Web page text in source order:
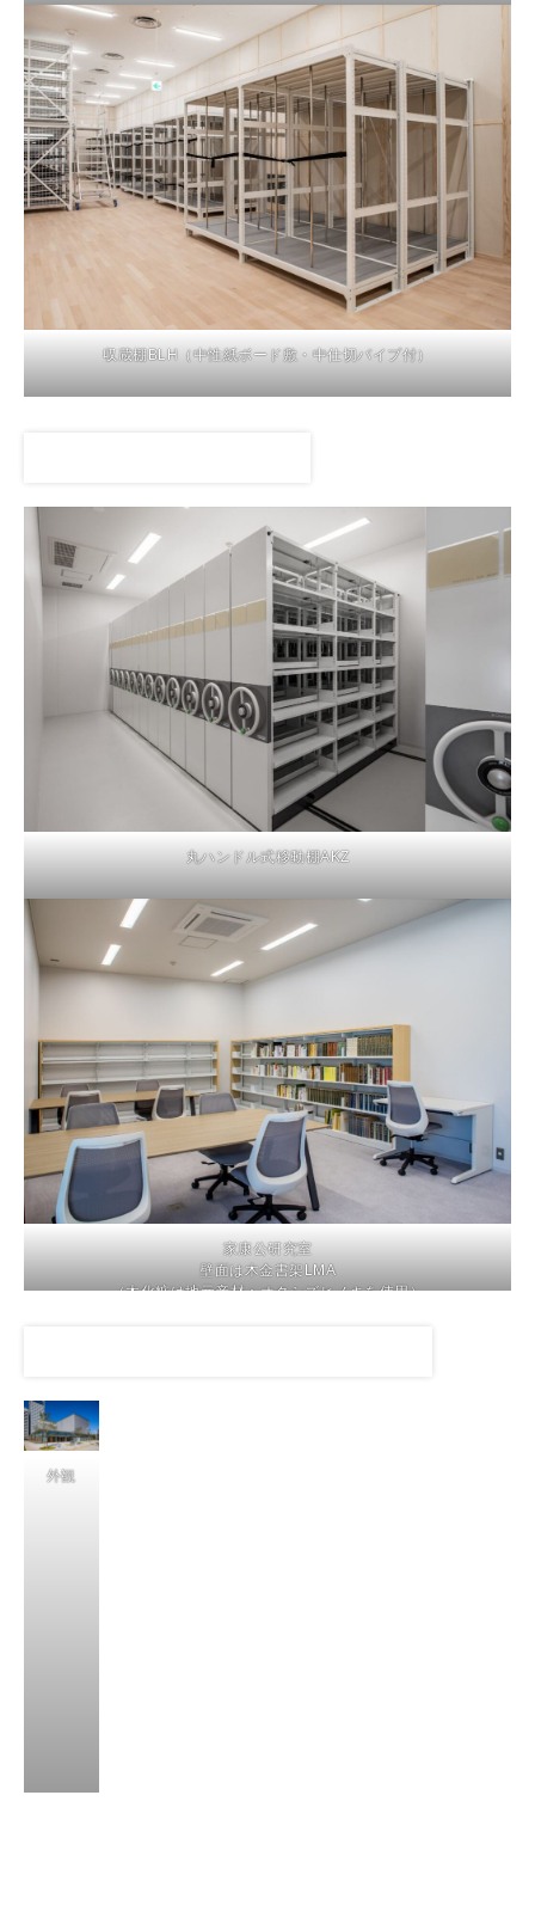
収蔵棚BLH（中性紙ボード敷・中仕切パイプ付）
丸ハンドル式移動棚AKZ
家康公研究室
壁面は木金書架LMA
（木化粧は地元産材：オクシズヒノキを使用）
外観